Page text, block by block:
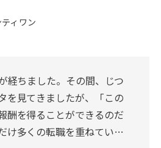
ィワン
経ちました。その間、じつ
を見てきましたが、「この
酬を得ることができるのだ
け多くの転職を重ねてい…